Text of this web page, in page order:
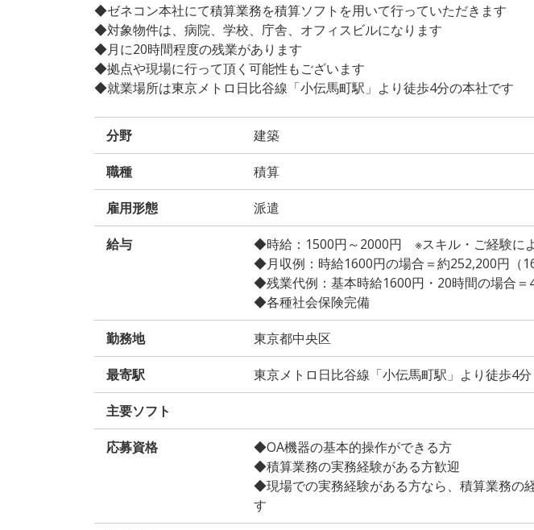
◆ゼネコン本社にて積算業務を積算ソフトを用いて行っていただきます
◆対象物件は、病院、学校、庁舎、オフィスビルになります
◆月に20時間程度の残業があります
◆拠点や現場に行って頂く可能性もございます
◆就業場所は東京メトロ日比谷線「小伝馬町駅」より徒歩4分の本社です
分野 建築
職種 積算
雇用形態 派遣
給与
◆時給：1500円～2000円 ※スキル・ご経験に
◆月収例：時給1600円の場合＝約252,200円（
◆残業代例：基本時給1600円・20時間の場合＝
◆各種社会保険完備
勤務地 東京都中央区
最寄駅 東京メトロ日比谷線「小伝馬町駅」より徒歩4分
主要ソフト
応募資格
◆OA機器の基本的操作ができる方
◆積算業務の実務経験がある方歓迎
◆現場での実務経験がある方なら、積算業務の
す